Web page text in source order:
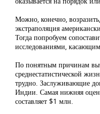
Можно, конечно,
экстраполяция
Тогда попробуем
исследованиями,
По понятным причинам
среднестатистической
трудно. Заслуживающие
Индии. Самая нижняя
составляет $1 млн.